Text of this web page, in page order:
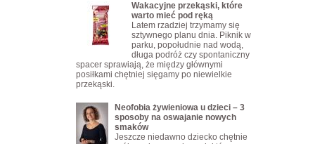
Wakacyjne przekąski, które
warto mieć pod ręką
Latem rzadziej trzymamy się
sztywnego planu dnia. Piknik w
parku, popołudnie nad wodą,
długa podróż czy spontaniczny
spacer sprawiają, że między głównymi
posiłkami chętniej sięgamy po niewielkie
przekąski.
Neofobia żywieniowa u dzieci – 3
sposoby na oswajanie nowych
smaków
Jeszcze niedawno dziecko chętnie